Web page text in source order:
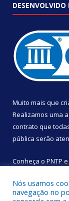
DESENVOLVIDO
Muito mais que
Realizamos uma
contrato que
pública serão
Conheça o PNTP e
Nós usamos
navegação no